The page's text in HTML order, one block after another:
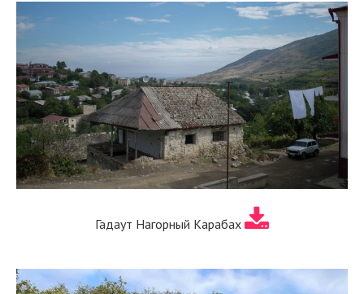
Гадаут Нагорный Карабах